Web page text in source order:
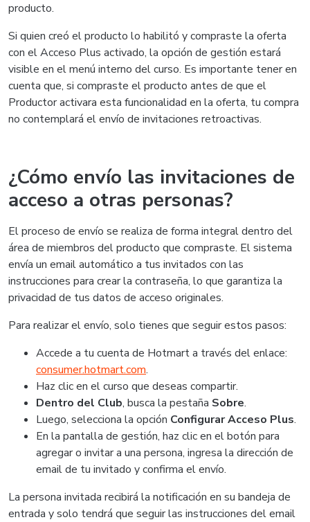
producto.
Si quien creó el producto lo habilitó y compraste la oferta
con el Acceso Plus activado, la opción de gestión estará
visible en el menú interno del curso. Es importante tener en
cuenta que, si compraste el producto antes de que el
Productor activara esta funcionalidad en la oferta, tu compra
no contemplará el envío de invitaciones retroactivas.
¿Cómo envío las invitaciones de
acceso a otras personas?
El proceso de envío se realiza de forma integral dentro del
área de miembros del producto que compraste. El sistema
envía un email automático a tus invitados con las
instrucciones para crear la contraseña, lo que garantiza la
privacidad de tus datos de acceso originales.
Para realizar el envío, solo tienes que seguir estos pasos:
Accede a tu cuenta de Hotmart a través del enlace:
consumer.hotmart.com.
Haz clic en el curso que deseas compartir.
Dentro del Club, busca la pestaña Sobre.
Luego, selecciona la opción Configurar Acceso Plus.
En la pantalla de gestión, haz clic en el botón para
agregar o invitar a una persona, ingresa la dirección de
email de tu invitado y confirma el envío.
La persona invitada recibirá la notificación en su bandeja de
entrada y solo tendrá que seguir las instrucciones del email